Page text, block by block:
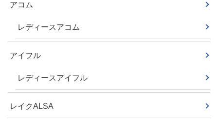
アコム
レディースアコム
アイフル
レディースアイフル
レイクALSA